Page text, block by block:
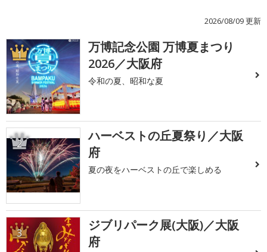
2026/08/09 更新
1
万博記念公園 万博夏まつり
2026／大阪府
令和の夏、昭和な夏
2
ハーベストの丘夏祭り／大阪
府
夏の夜をハーベストの丘で楽しめる
3
ジブリパーク展(大阪)／大阪
府